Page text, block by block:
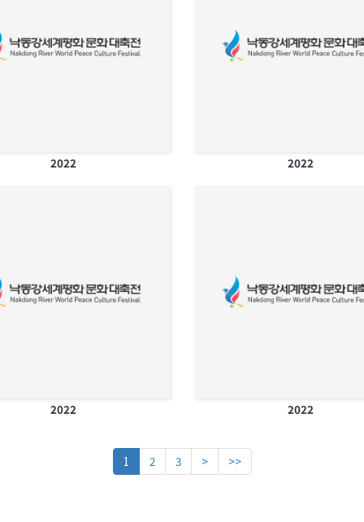
2022 2022
2022 2022
1 2 3 > >>